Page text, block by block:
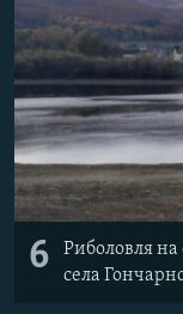
6
Риболовля на
села